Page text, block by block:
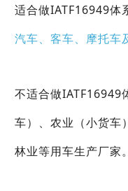
适合做IATF16949体
汽车、客车、摩托车
不适合做IATF16949
车）、农业（小货车
林业等用车生产厂家。